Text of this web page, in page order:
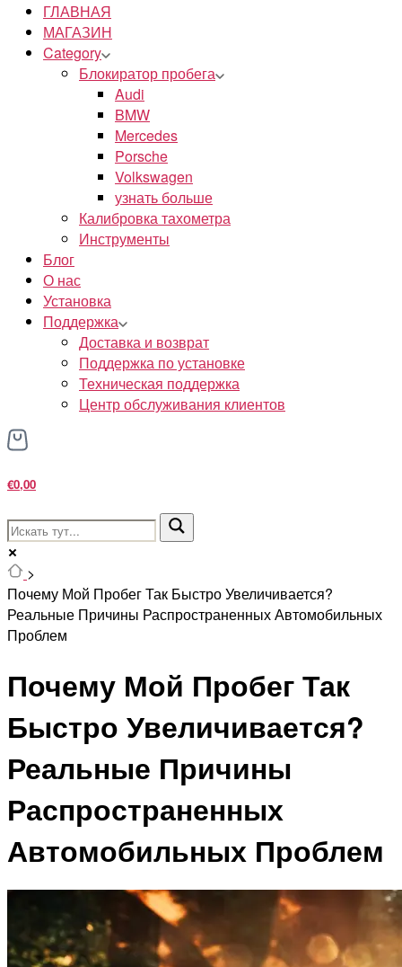
ГЛАВНАЯ
МАГАЗИН
Category
Блокиратор пробега
Audi
BMW
Mercedes
Porsche
Volkswagen
узнать больше
Калибровка тахометра
Инструменты
Блог
О нас
Установка
Поддержка
Доставка и возврат
Поддержка по установке
Техническая поддержка
Центр обслуживания клиентов
€0,00
>
Почему Мой Пробег Так Быстро Увеличивается?
Реальные Причины Распространенных Автомобильных
Проблем
Почему Мой Пробег Так
Быстро Увеличивается?
Реальные Причины
Распространенных
Автомобильных Проблем